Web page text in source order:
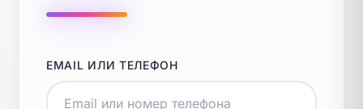
EMAIL ИЛИ ТЕЛЕФОН